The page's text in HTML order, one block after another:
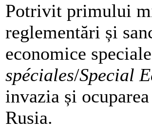
Potrivit primului
reglementări și
economice speciale
spéciales/Special
invazia și
Rusia.